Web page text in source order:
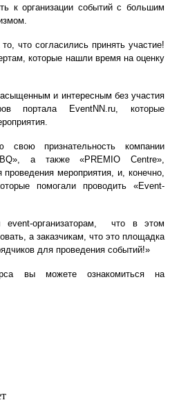
к организации событий с большим
что согласились принять участие!
которые нашли время на оценку
и интересным без участия
портала EventNN.ru, которые
признательность компании
а также «PREMIO Centre»,
мероприятия, и, конечно,
помогали проводить «Event-
event-организаторам, что в этом
а заказчикам, что это площадка
для проведения событий!»
вы можете ознакомиться на